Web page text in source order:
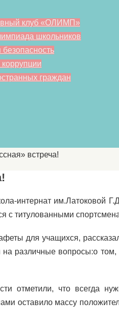
клуб «ОЛИМП»
школьников
граждан
встреча!
интернат им.Латоковой
с титулованными
для учащихся,
различные вопросы:о
отметили, что всегда
оставило массу